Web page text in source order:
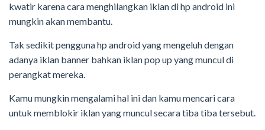
kwatir karena cara menghilangkan iklan di hp android ini
mungkin akan membantu.
Tak sedikit pengguna hp android yang mengeluh dengan
adanya iklan banner bahkan iklan pop up yang muncul di
perangkat mereka.
Kamu mungkin mengalami hal ini dan kamu mencari cara
untuk memblokir iklan yang muncul secara tiba tiba tersebut.